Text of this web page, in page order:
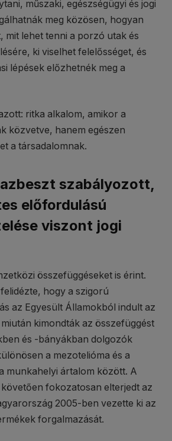
műszaki, egészségügyi és jogi
meg közösen, hogyan
mit lehet tenni a porzó utak és
ki viselhet felelősséget, és
lépések előzhetnék meg a
ritka alkalom, amikor a
közvetve, hanem egészen
a társadalomnak.
szabályozott,
előfordulású
viszont jogi
összefüggéseket is érint.
hogy a szigorú
az Egyesült Államokból indult az
kimondták az összefüggést
és -bányákban dolgozók
a mezotelióma és a
munkahelyi ártalom között. A
fokozatosan elterjedt az
2005-ben vezette ki az
forgalmazását.